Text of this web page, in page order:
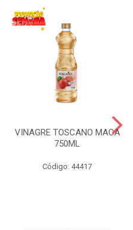
VINAGRE TOSCANO MACA
750ML
Código: 44417